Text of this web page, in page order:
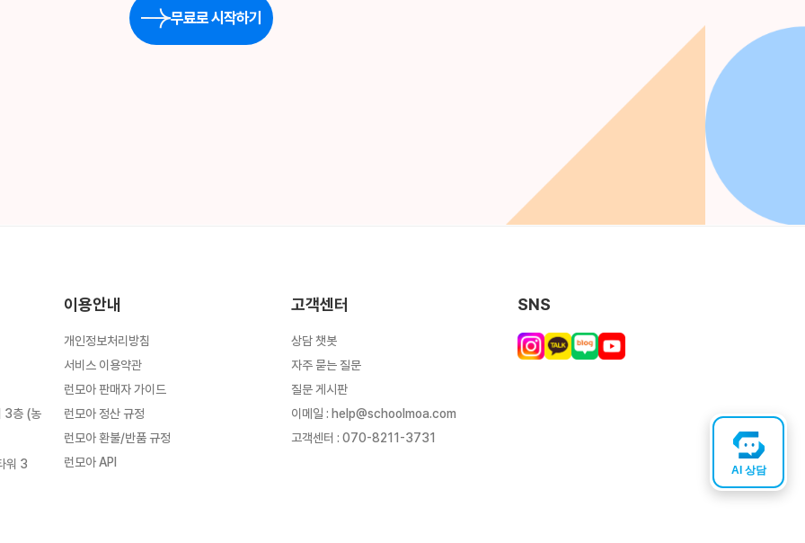
무료로 시작하기
3층 (농
워 3
이용안내
개인정보처리방침
서비스 이용약관
런모아 판매자 가이드
런모아 정산 규정
런모아 환불/반품 규정
런모아 API
고객센터
상담 챗봇
자주 묻는 질문
질문 게시판
이메일 : help@schoolmoa.com
고객센터 : 070-8211-3731
SNS
AI 상담